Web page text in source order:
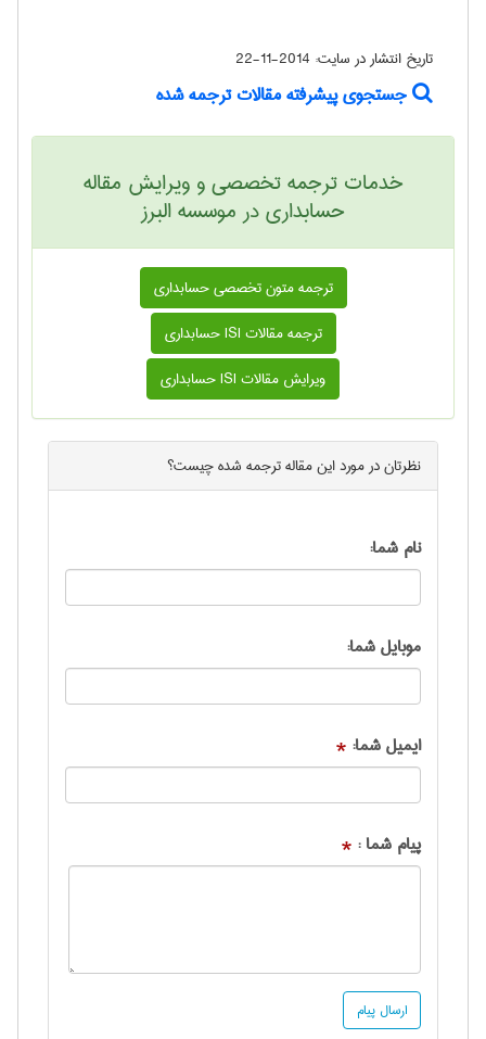
تاریخ انتشار در سایت: 2014-11-22
جستجوی پیشرفته مقالات ترجمه شده
خدمات ترجمه تخصصی و ویرایش مقاله
حسابداری در موسسه البرز
ترجمه متون تخصصی حسابداری
ترجمه مقالات ISI حسابداری
ویرایش مقالات ISI حسابداری
نظرتان در مورد اینمقاله ترجمه شدهچیست؟
نام شما:
موبایل شما:
ایمیل شما: *
پیام شما : *